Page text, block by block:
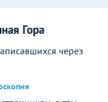
Гора
через